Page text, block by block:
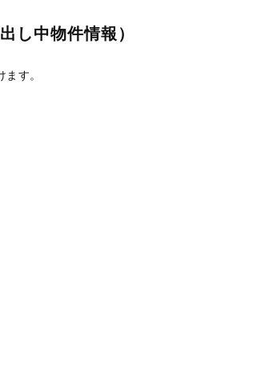
し中物件情報）
す。